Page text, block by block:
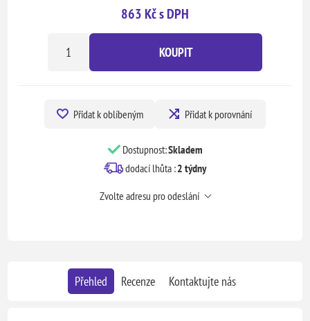
863 Kč s DPH
KOUPIT
Přidat k oblíbeným Přidat k porovnání
Dostupnost:Skladem
dodací lhůta :2 týdny
Zvolte adresu pro odeslání
Přehled Recenze Kontaktujte nás